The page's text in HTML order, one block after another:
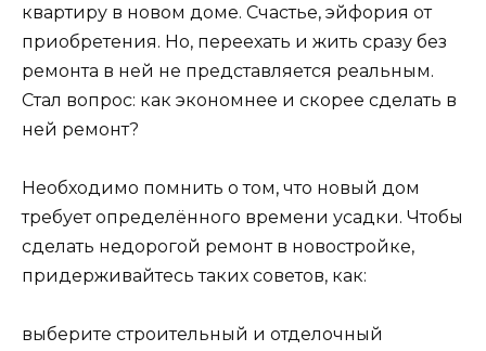
квартиру в новом доме. Счастье, эйфория от
приобретения. Но, переехать и жить сразу без
ремонта в ней не представляется реальным.
Стал вопрос: как экономнее и скорее сделать в
ней ремонт?
Необходимо помнить о том, что новый дом
требует определённого времени усадки. Чтобы
сделать недорогой ремонт в новостройке,
придерживайтесь таких советов, как:
выберите строительный и отделочный